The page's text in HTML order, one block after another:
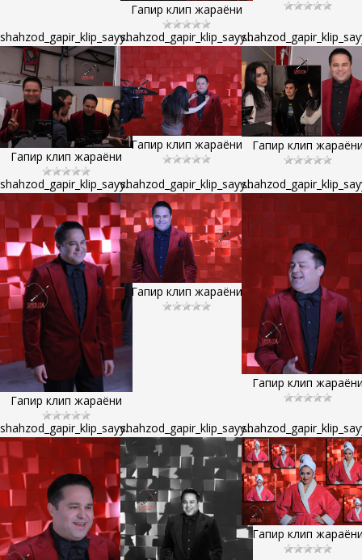
Гапир клип жараёни
shahzod_gapir_klip_sayy...
Гапир клип жараёни
shahzod_gapir_klip_sayy...
Гапир клип жараёни Гапир клип
shahzod_gapir_klip_sayy...
Гапир клип жараёни
shahzod_gapir_klip_sayy...
Гапир клип жараёни
Гапир клип
shahzod_gapir_klip_sayy...shahzod_gapir_klip_sayy...
Гапир клип